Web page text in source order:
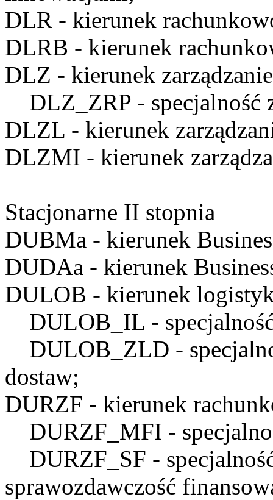
DLR - kierunek
DLRB - kierunek
DLZ - kierunek
DLZ_ZRP - specjalność
DLZL - kierunek
DLZMI - kierunek
Stacjonarne II stopnia
DUBMa - kierunek
DUDAa - kierunek
DULOB - kierunek
DULOB_IL -
DULOB_ZLD -
dostaw;
DURZF - kierunek
DURZF_MFI -
DURZF_SF -
sprawozdawczość